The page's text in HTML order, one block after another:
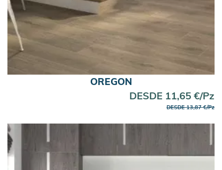
OREGON
DESDE 11,65 €/Pz
DESDE 13,87 €/Pz